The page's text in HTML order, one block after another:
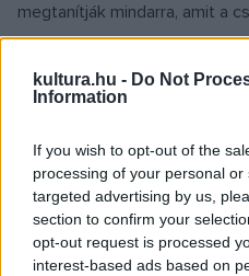
kultura.hu - Do Not
Information
If you wish to opt-out of the
processing of your personal
targeted advertising by us,
section to confirm your
opt-out request is processed
interest-based ads based on
megtanítják mindarra, amit a
az oroszlán, az elefánt, a
beavatják Griffint a
A gondozoo
(Zookeeper)
Filmelőzetes
színes, magyarul beszélő,